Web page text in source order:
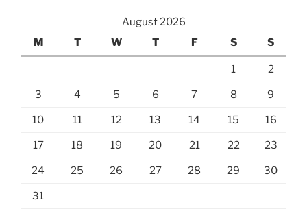
August 2026
M
T W T F S S
1 2
3 4 5 6 7 8 9
10 11 12 13 14 15 16
17 18 19 20 21 22 23
24 25 26 27 28 29 30
31